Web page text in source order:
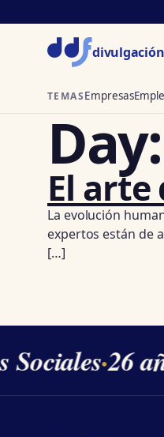
divulgación
TEMASEmpresas
Day:
El
La evolución
expertos están de
[…]
Sociales·26